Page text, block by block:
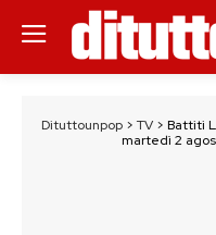
Dituttounpop > TV > Battiti
martedì 2